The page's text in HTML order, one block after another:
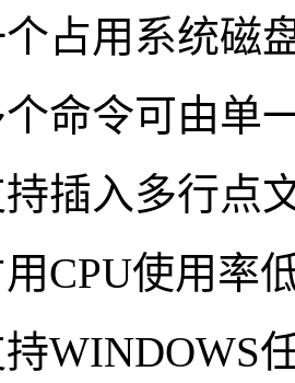
用系统磁
令可由单
入多行点
使用率